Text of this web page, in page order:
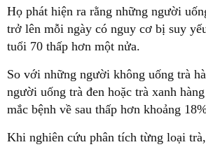
Họ phát hiện ra rằng những người
trở lên mỗi ngày có nguy cơ bị suy
tuổi 70 thấp hơn một nửa.
So với những người không uống trà
người uống trà đen hoặc trà xanh
mắc bệnh về sau thấp hơn khoảng
Khi nghiên cứu phân tích từng loại